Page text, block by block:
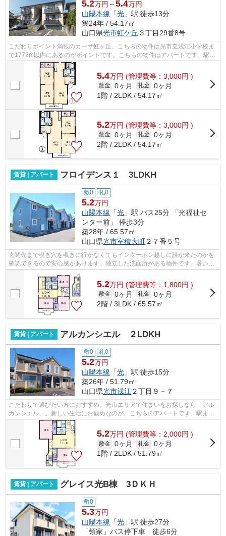
5.2万円～5.4万円
山陽本線 「光 」駅 徒歩13分
築24年 / 54.17㎡
山口県光市虹ケ丘 ３丁目29番8号
こだわりポイント満載のカーサ虹ヶ丘。こちらの物件は光市立浅江小学校ま
で1772m以内にあるのがポイントです。こちらの物件はアパートです。駅ま
で徒歩13分でアクセス可能な物件です。...
5.4万円 (管理費等：3,000円 )
敷金 0ヶ月 礼金 0ヶ月
1階 / 2LDK / 54.17㎡
5.2万円 (管理費等：3,000円 )
敷金 0ヶ月 礼金 0ヶ月
2階 / 2LDK / 54.17㎡
賃貸 | アパート フロイデンス１ 3LDKH
敷0 礼0
5.2万円
山陽本線 「光 」駅 バス25分 「光福祉セ
ンター前」 停歩3分
築28年 / 65.57㎡
山口県光市室積大町２７番５号
玄関先まで覗き穴を覗きに行かなくてもインターホン越しに誰が来たのかを
確認できるので安心感があります。独立した洗面所がある物件です。暑い日
も寒い日も使えるエアコンが付いてお...
5.2万円 (管理費等：1,800円 )
敷金 0ヶ月 礼金 0ヶ月
2階 / 3LDK / 65.57㎡
賃貸 | アパート アルカンシエル ２LDKH
敷0 礼0
5.2万円
山陽本線 「光 」駅 徒歩15分
築26年 / 51.79㎡
山口県光市浅江 ２丁目９－７
こだわりで選びたい方におすすめ。光市エリアで住まいをお探しなら「アル
カンシエル」。新しい生活にお勧めなのが、こちらのアパートです。駅まで
徒歩15分に立地する物件です。ゆとり...
5.2万円 (管理費等：2,000円 )
敷金 0ヶ月 礼金 0ヶ月
1階 / 2LDK / 51.79㎡
賃貸 | アパート グレイス光B棟 3ＤＫＨ
敷0
5.3万円
山陽本線 「光 」駅 徒歩27分
「領家」バス停下車 徒歩6分